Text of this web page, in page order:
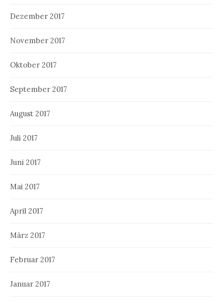
Dezember 2017
November 2017
Oktober 2017
September 2017
August 2017
Juli 2017
Juni 2017
Mai 2017
April 2017
März 2017
Februar 2017
Januar 2017